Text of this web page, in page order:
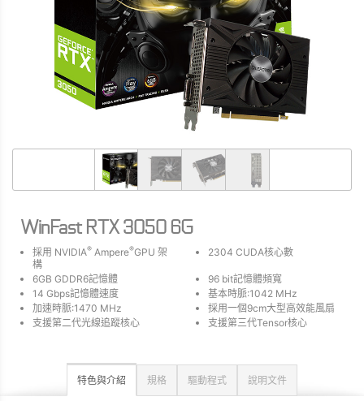
WinFast RTX 3050 6G
採用 NVIDIA® Ampere®GPU 架
構
2304 CUDA核心數
6GB GDDR6記憶體
96 bit記憶體頻寬
14 Gbps記憶體速度
基本時脈:1042 MHz
加速時脈:1470 MHz
採用一個9cm大型高效能風扇
支援第二代光線追蹤核心
支援第三代Tensor核心
特色與介紹 規格 驅動程式 說明文件